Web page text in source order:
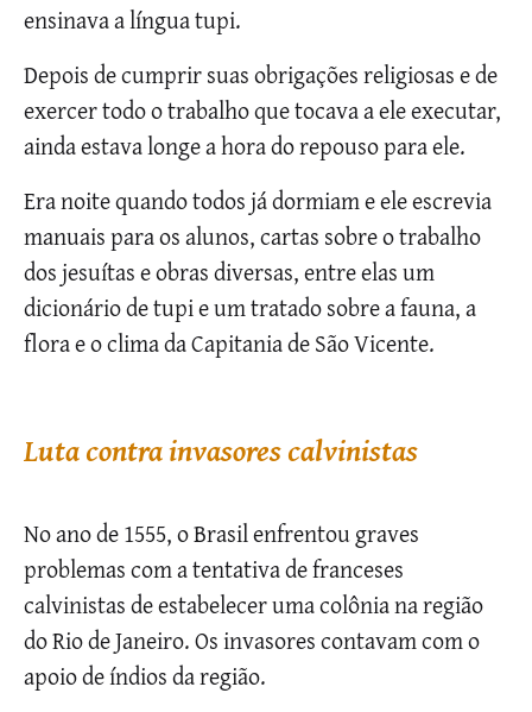
ensinava a língua tupi.
Depois de cumprir suas obrigações religiosas e de
exercer todo o trabalho que tocava a ele executar,
ainda estava longe a hora do repouso para ele.
Era noite quando todos já dormiam e ele escrevia
manuais para os alunos, cartas sobre o trabalho
dos jesuítas e obras diversas, entre elas um
dicionário de tupi e um tratado sobre a fauna, a
flora e o clima da Capitania de São Vicente.
Luta contra invasores calvinistas
No ano de 1555, o Brasil enfrentou graves
problemas com a tentativa de franceses
calvinistas de estabelecer uma colônia na região
do Rio de Janeiro. Os invasores contavam com o
apoio de índios da região.